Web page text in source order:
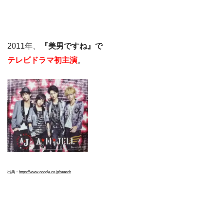
2011年、
『美男ですね』で
テレビドラマ初主演。
出典： https://www.google.co.jp/search